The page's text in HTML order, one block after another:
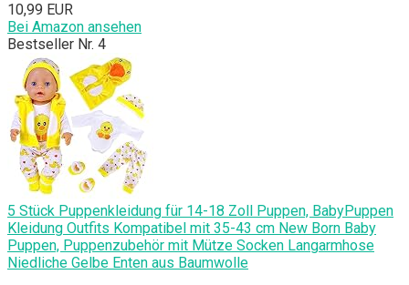
10,99 EUR
Bei Amazon ansehen
Bestseller Nr. 4
5 Stück Puppenkleidung für 14-18 Zoll Puppen, BabyPuppen
Kleidung Outfits Kompatibel mit 35-43 cm New Born Baby
Puppen, Puppenzubehör mit Mütze Socken Langarmhose
Niedliche Gelbe Enten aus Baumwolle